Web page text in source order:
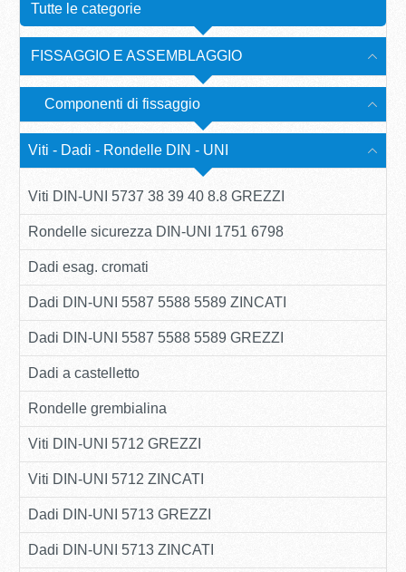
Tutte le categorie
FISSAGGIO E ASSEMBLAGGIO
Componenti di fissaggio
Viti - Dadi - Rondelle DIN - UNI
Viti DIN-UNI 5737 38 39 40 8.8 GREZZI
Rondelle sicurezza DIN-UNI 1751 6798
Dadi esag. cromati
Dadi DIN-UNI 5587 5588 5589 ZINCATI
Dadi DIN-UNI 5587 5588 5589 GREZZI
Dadi a castelletto
Rondelle grembialina
Viti DIN-UNI 5712 GREZZI
Viti DIN-UNI 5712 ZINCATI
Dadi DIN-UNI 5713 GREZZI
Dadi DIN-UNI 5713 ZINCATI